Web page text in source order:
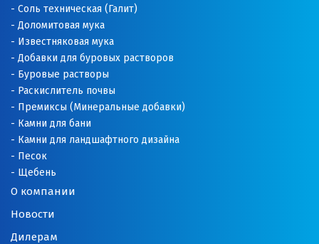
О компании
Новости
Дилерам
Соль техническая (Галит)
Доломитовая мука
Известняковая мука
Добавки для буровых растворов
Буровые растворы
Раскислитель почвы
Премиксы (Минеральные добавки)
Камни для бани
Камни для ландшафтного дизайна
Песок
Щебень